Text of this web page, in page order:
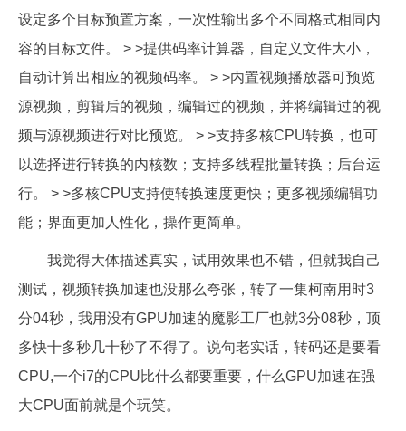
设定多个目标预置方案，一次性输出多个不同格式相同内
容的目标文件。 > >提供码率计算器，自定义文件大小，
自动计算出相应的视频码率。 > >内置视频播放器可预览
源视频，剪辑后的视频，编辑过的视频，并将编辑过的视
频与源视频进行对比预览。 > >支持多核CPU转换，也可
以选择进行转换的内核数；支持多线程批量转换；后台运
行。 > >多核CPU支持使转换速度更快；更多视频编辑功
能；界面更加人性化，操作更简单。
我觉得大体描述真实，试用效果也不错，但就我自己
测试，视频转换加速也没那么夸张，转了一集柯南用时3
分04秒，我用没有GPU加速的魔影工厂也就3分08秒，顶
多快十多秒几十秒了不得了。说句老实话，转码还是要看
CPU,一个i7的CPU比什么都要重要，什么GPU加速在强
大CPU面前就是个玩笑。